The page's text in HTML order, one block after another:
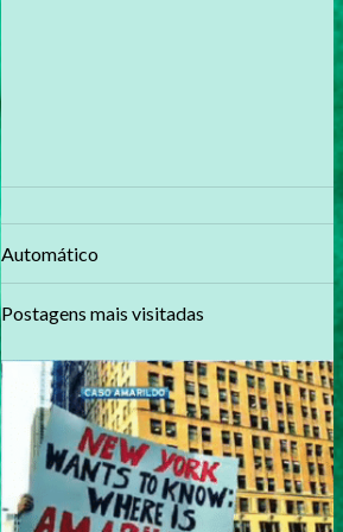
Automático
Postagens mais visitadas